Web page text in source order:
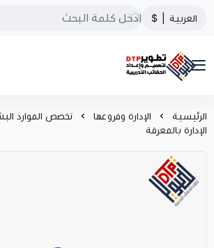
العربية $
تطوير الحقائب التدريبية
الرئيسية الإدارة وفروعها
تخصص الموارد
الإدارة بالمعرفة